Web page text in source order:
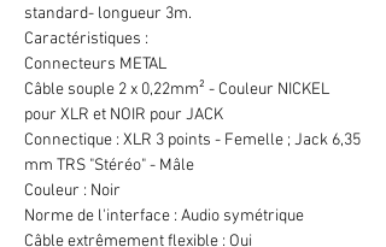
standard- longueur 3m.
Caractéristiques :
Connecteurs METAL
Câble souple 2 x 0,22mm² - Couleur NICKEL
pour XLR et NOIR pour JACK
Connectique : XLR 3 points - Femelle ; Jack 6,35
mm TRS "Stéréo" - Mâle
Couleur : Noir
Norme de l'interface : Audio symétrique
Câble extrêmement flexible : Oui